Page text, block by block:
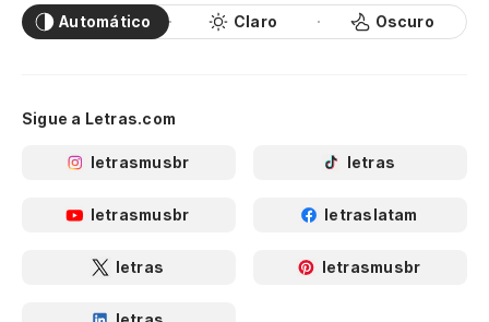
Automático Claro Oscuro
Sigue a Letras.com
letrasmusbr letras
letrasmusbr letraslatam
letras letrasmusbr